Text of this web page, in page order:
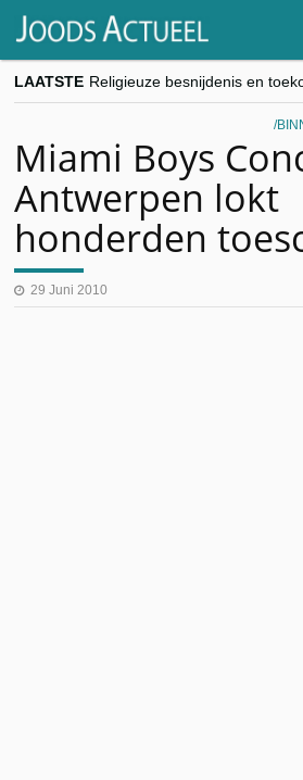
LAATSTE
Miami Boys
Antwerpen lokt
honderden
29 Juni 2010